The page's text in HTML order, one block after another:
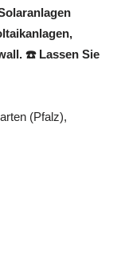
☎️ Lassen Sie